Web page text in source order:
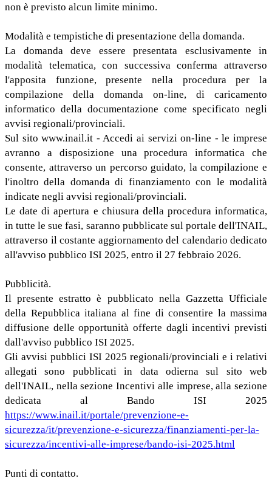
non è previsto alcun limite minimo.
Modalità e tempistiche di presentazione della domanda.
La domanda deve essere presentata esclusivamente in
modalità telematica, con successiva conferma attraverso
l'apposita funzione, presente nella procedura per la
compilazione della domanda on-line, di caricamento
informatico della documentazione come specificato negli
avvisi regionali/provinciali.
Sul sito www.inail.it - Accedi ai servizi on-line - le imprese
avranno a disposizione una procedura informatica che
consente, attraverso un percorso guidato, la compilazione e
l'inoltro della domanda di finanziamento con le modalità
indicate negli avvisi regionali/provinciali.
Le date di apertura e chiusura della procedura informatica,
in tutte le sue fasi, saranno pubblicate sul portale dell'INAIL,
attraverso il costante aggiornamento del calendario dedicato
all'avviso pubblico ISI 2025, entro il 27 febbraio 2026.
Pubblicità.
Il presente estratto è pubblicato nella Gazzetta Ufficiale
della Repubblica italiana al fine di consentire la massima
diffusione delle opportunità offerte dagli incentivi previsti
dall'avviso pubblico ISI 2025.
Gli avvisi pubblici ISI 2025 regionali/provinciali e i relativi
allegati sono pubblicati in data odierna sul sito web
dell'INAIL, nella sezione Incentivi alle imprese, alla sezione
dedicata al Bando ISI 2025
https://www.inail.it/portale/prevenzione-e-
sicurezza/it/prevenzione-e-sicurezza/finanziamenti-per-la-
sicurezza/incentivi-alle-imprese/bando-isi-2025.html
Punti di contatto.